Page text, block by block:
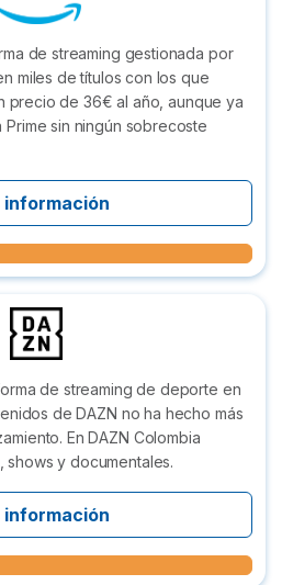
de streaming gestionada por
miles de títulos con los que
precio de 36€ al año, aunque ya
sin ningún sobrecoste
información
de streaming de deporte en
de DAZN no ha hecho más
En DAZN Colombia
y documentales.
información